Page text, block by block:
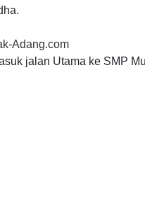
Adang.com
jalan Utama ke SMP